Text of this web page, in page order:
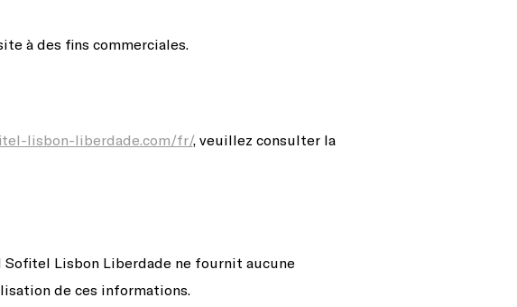
à des fins commerciales.
lisbon-liberdade.com/fr/, veuillez consulter la
Sofitel Lisbon Liberdade ne fournit aucune
de ces informations.